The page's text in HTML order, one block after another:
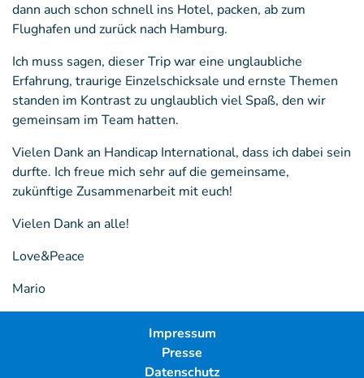
dann auch schon schnell ins Hotel, packen, ab zum
Flughafen und zurück nach Hamburg.
Ich muss sagen, dieser Trip war eine unglaubliche
Erfahrung, traurige Einzelschicksale und ernste Themen
standen im Kontrast zu unglaublich viel Spaß, den wir
gemeinsam im Team hatten.
Vielen Dank an Handicap International, dass ich dabei sein
durfte. Ich freue mich sehr auf die gemeinsame,
zukünftige Zusammenarbeit mit euch!
Vielen Dank an alle!
Love&Peace
Mario
Impressum
Presse
Datenschutz